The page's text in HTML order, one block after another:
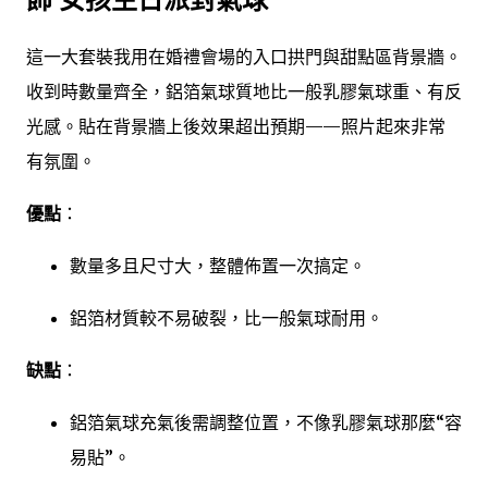
這一大套裝我用在婚禮會場的入口拱門與甜點區背景牆。
收到時數量齊全，鋁箔氣球質地比一般乳膠氣球重、有反
光感。貼在背景牆上後效果超出預期——照片起來非常
有氛圍。
優點 ：
數量多且尺寸大，整體佈置一次搞定。
鋁箔材質較不易破裂，比一般氣球耐用。
缺點 ：
鋁箔氣球充氣後需調整位置，不像乳膠氣球那麼“容
易貼”。